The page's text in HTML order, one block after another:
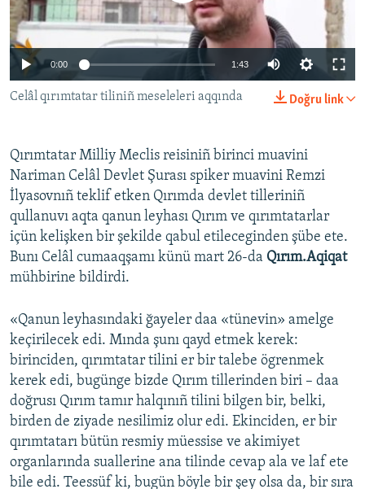
Русский
Українською
QOŞULIÑIZ!
RFE/RS bütün saytları
0:00 1:43
Doğru link
Celâl qırımtatar tiliniñ meseleleri aqqında
Qırımtatar Milliy Meclis reisiniñ birinci muavini
Nariman Celâl Devlet Şurası spiker muavini Remzi
İlyasovnıñ teklif etken Qırımda devlet tilleriniñ
qullanuvı aqta qanun leyhası Qırım ve qırımtatarlar
içün kelişken bir şekilde qabul etileceginden şübe ete.
Bunı Celâl cumaaqşamı künü mart 26-da Qırım.Aqiqat
mühbirine bildirdi.
«Qanun leyhasındaki ğayeler daa «tünevin» amelge
keçirilecek edi. Mında şunı qayd etmek kerek:
birinciden, qırımtatar tilini er bir talebe ögrenmek
kerek edi, bugünge bizde Qırım tillerinden biri – daa
doğrusı Qırım tamır halqınıñ tilini bilgen bir, belki,
birden de ziyade nesilimiz olur edi. Ekinciden, er bir
qırımtatarı bütün resmiy müessise ve akimiyet
organlarında suallerine ana tilinde cevap ala ve laf ete
bile edi. Teessüf ki, bugün böyle bir şey olsa da, bir sıra